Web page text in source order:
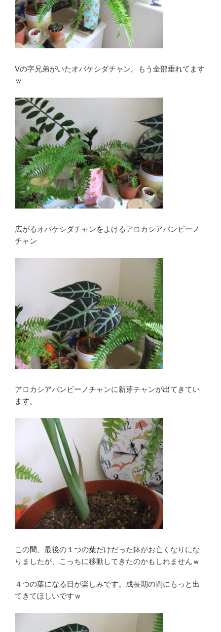
Vの字兄弟がいたオバケシダチャン。もう全部垂れてます
ｗ
広がるオバケシダチャンをよけるアロカシアバンビーノ
チャン
アロカシアバンビーノチャンに新芽チャンが出てきてい
ます。
この間、最後の１つの葉だけだった鉢がお亡くなりにな
りましたが、こっちに移動してきたのかもしれませんｗ
４つの葉になる日が楽しみです。成長期の間にもっと出
てきてほしいですｗ